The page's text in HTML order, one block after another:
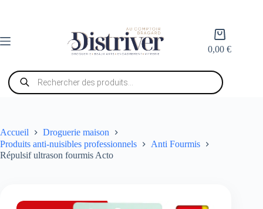
Panier
d’achat
0,00€
Recherche
de
produits
Accueil
Droguerie maison
Produits anti-nuisibles professionnels
Anti Fourmis
Répulsif ultrason fourmis Acto